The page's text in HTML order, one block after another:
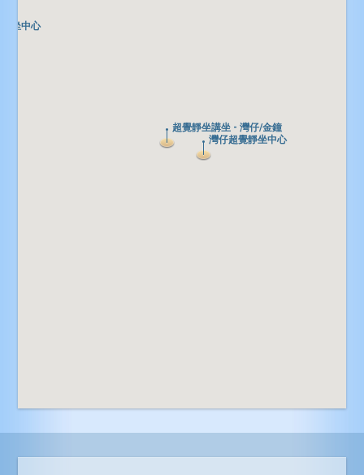
坐中心
超覺靜坐講坐 - 灣仔/金鐘
灣仔超覺靜坐中心
坐中心
超覺靜坐講坐 - 灣仔/金鐘
灣仔超覺靜坐中心